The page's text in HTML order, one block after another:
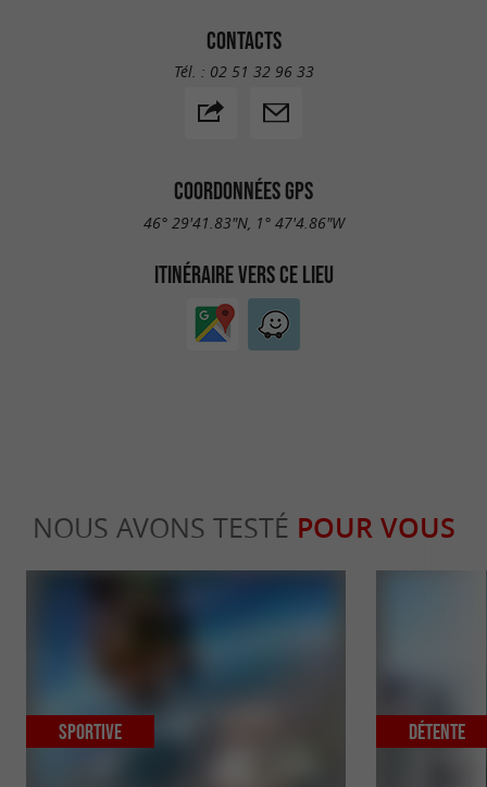
CONTACTS
Tél. : 02 51 32 96 33
COORDONNÉES GPS
46° 29'41.83"N, 1° 47'4.86"W
ITINÉRAIRE VERS CE LIEU
NOUS AVONS TESTÉ POUR VOUS
Sportive Détente